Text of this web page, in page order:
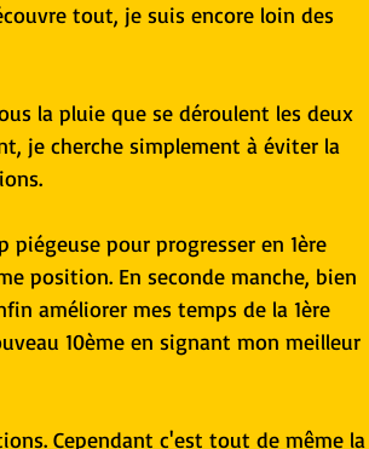
tout, je suis encore loin des
la pluie que se déroulent les deux
je cherche simplement à éviter la
pour progresser en 1ère
position. En seconde manche, bien
améliorer mes temps de la 1ère
10ème en signant mon meilleur
Cependant c'est tout de même la